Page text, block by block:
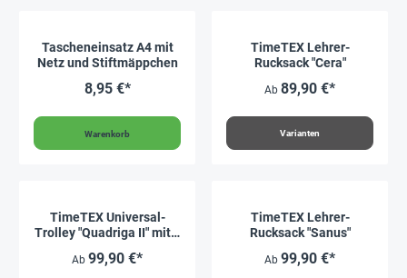
Tascheneinsatz A4 mit
Netz und Stiftmäppchen
8,95 €*
Warenkorb
TimeTEX Lehrer-
Rucksack "Cera"
Ab 89,90 €*
Varianten
TimeTEX Universal-
Trolley "Quadriga II" mit 4
Ab 99,90 €*
TimeTEX Lehrer-
Rucksack "Sanus"
Ab 99,90 €*